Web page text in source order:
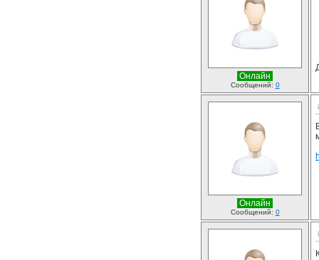
Онлайн
Сообщений: 0
Онлайн
Сообщений: 0